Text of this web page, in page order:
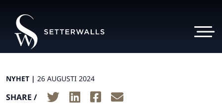
NYHET | 26 AUGUSTI 2024
SHARE /